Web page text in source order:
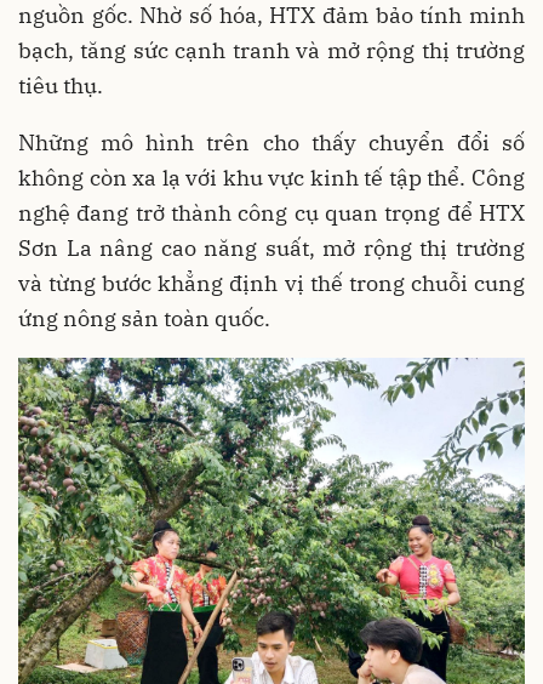
nguồn gốc. Nhờ số hóa, HTX đảm bảo tính minh
bạch, tăng sức cạnh tranh và mở rộng thị trường
tiêu thụ.
Những mô hình trên cho thấy chuyển đổi số
không còn xa lạ với khu vực kinh tế tập thể. Công
nghệ đang trở thành công cụ quan trọng để HTX
Sơn La nâng cao năng suất, mở rộng thị trường
và từng bước khẳng định vị thế trong chuỗi cung
ứng nông sản toàn quốc.